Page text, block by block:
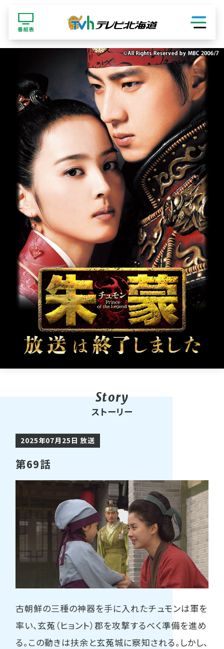
ストーリー
2025年07月25日 放送
第69話
古朝鮮の三種の神器を手に入れたチュモンは軍を
率い、玄菟（ヒョント）郡を攻撃するべく準備を進め
る。この動きは扶余と玄菟城に察知される。しかし、